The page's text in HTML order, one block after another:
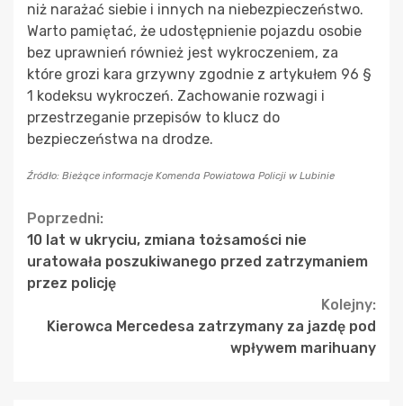
niż narażać siebie i innych na niebezpieczeństwo.
Warto pamiętać, że udostępnienie pojazdu osobie
bez uprawnień również jest wykroczeniem, za
które grozi kara grzywny zgodnie z artykułem 96 §
1 kodeksu wykroczeń. Zachowanie rozwagi i
przestrzeganie przepisów to klucz do
bezpieczeństwa na drodze.
Źródło: Bieżące informacje Komenda Powiatowa Policji w Lubinie
Continue
Reading
Poprzedni:
10 lat w ukryciu, zmiana tożsamości nie
uratowała poszukiwanego przed zatrzymaniem
przez policję
Kolejny:
Kierowca Mercedesa zatrzymany za jazdę pod
wpływem marihuany